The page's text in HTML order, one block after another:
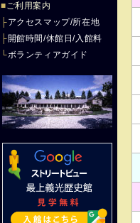
■ご利用案内
├アクセスマップ/所在地
├開館時間/休館日/入館料
└ボランティアガイド